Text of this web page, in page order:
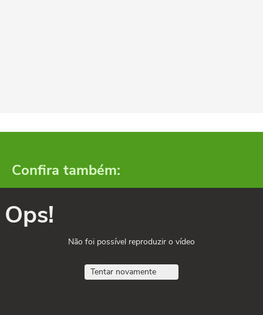
Confira também:
Ops!
Não foi possível reproduzir o vídeo
Tentar novamente